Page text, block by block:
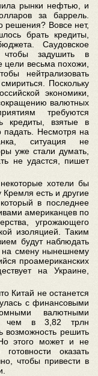
рынки нефтью, и
за баррель.
решения? Вовсе нет,
брать кредиты,
Саудовское
задушить в
весьма похожи,
нейтрализовать
Поскольку
экономики,
валютных
требуются
кредиты, взятые в
падать. Несмотря на
ситуация не
уже стали думать,
не удастся, пишет
хотели бы
есть и другие
в последнее
американцев по
угрожающего
изоляцией. Таким
будут наблюдать
на смену нынешнему
проамериканских
на Украине,
Китай не останется
с финансовыми
валютными
чем в 3,82 трлн
возможность решить
этого может и не
оказать
чтобы привести в